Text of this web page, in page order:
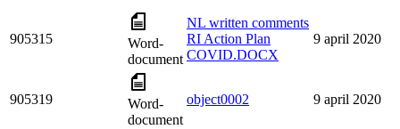
905315
Word-
document
NL written comments
RI Action Plan
COVID.DOCX
9 april 2020
905319
Word-
document
object0002 9 april 2020